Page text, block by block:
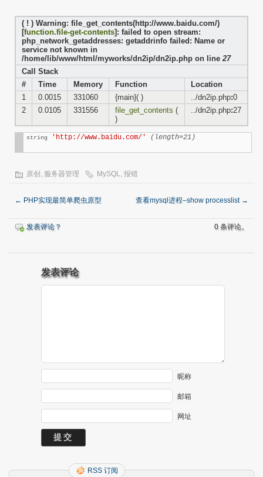
( ! ) Warning: file_get_contents(http://www.baidu.com/)
[function.file-get-contents]: failed to open stream:
php_network_getaddresses: getaddrinfo failed: Name or
service not known in
/home/lib/www/html/myworks/dn2ip/dn2ip.php on line 27
Call Stack
#
Time Memory Function
Location
1
0.0015 331060 {main}( ) ../dn2ip.php:0
2
0.0105 331556 file_get_contents (
)
../dn2ip.php:27
string 'http://www.baidu.com/' (length=21)
原创 , 服务器管理 MySQL, 报错
← PHP实现最简单爬虫原型 查看mysql进程–show processlist →
发表评论？ 0 条评论。
发表评论
昵称
邮箱
网址
RSS 订阅